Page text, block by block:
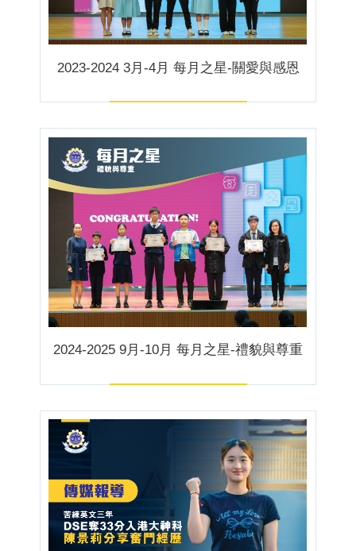
2023-2024 3月-4月 每月之星-關愛與感恩
2024-2025 9月-10月 每月之星-禮貌與尊重